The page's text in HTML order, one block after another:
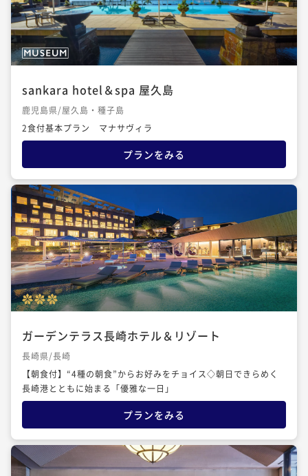
sankara hotel＆spa 屋久島
鹿児島県/屋久島・種子島
2食付基本プラン マナサヴィラ
プランをみる
ガーデンテラス長崎ホテル＆リゾート
長崎県/長崎
【朝食付】“4種の朝食”からお好みをチョイス◇朝日できらめく
長崎港とともに始まる「優雅な一日」
プランをみる